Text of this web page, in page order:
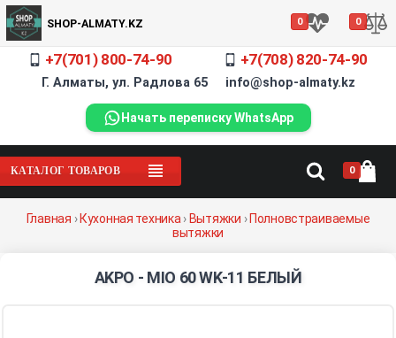
SHOP-ALMATY.KZ 0 0
+7(701) 800-74-90 +7(708) 820-74-90
Г. Алматы, ул. Радлова 65 info@shop-almaty.kz
Начать переписку WhatsApp
КАТАЛОГ ТОВАРОВ 0
Главная ›Кухонная техника ›Вытяжки ›Полновстраиваемые
вытяжки
AKPO - MIO 60 WK-11 БЕЛЫЙ